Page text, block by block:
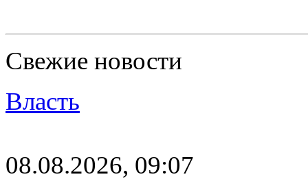
Свежие новости
Власть
08.08.2026, 09:07